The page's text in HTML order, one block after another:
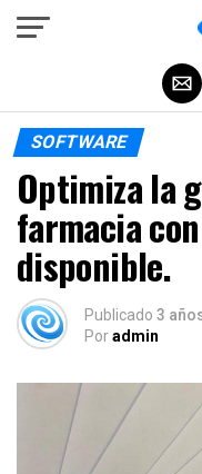
SOFTWARE
Optimiza la
farmacia
disponible.
Publicado 3
Poradmin
Salir